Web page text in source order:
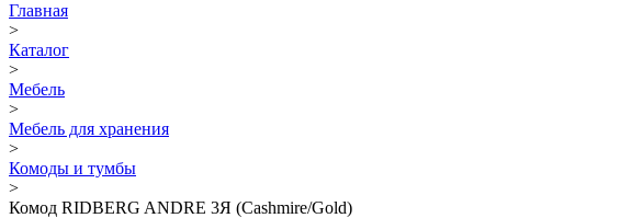
Главная
>
Каталог
>
Мебель
>
Мебель для хранения
>
Комоды и тумбы
>
Комод RIDBERG ANDRE 3Я (Cashmire/Gold)